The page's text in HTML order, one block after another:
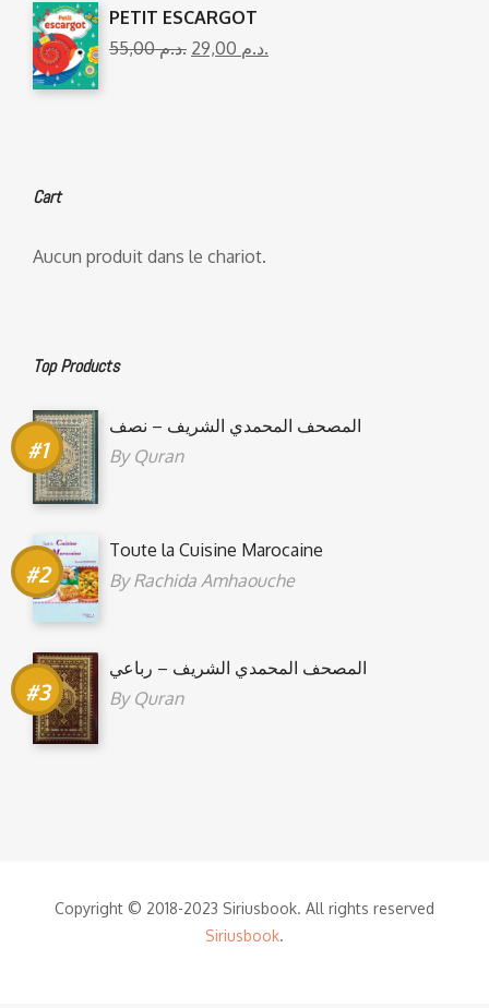
PETIT ESCARGOT
55,00
د.م. 29,00 د.م.
Cart
Aucun produit dans le chariot.
Top Products
المصحف المحمدي الشريف – نصف
By Quran
Toute la Cuisine Marocaine
ByRachida Amhaouche
المصحف المحمدي الشريف – رباعي
By Quran
Copyright © 2018-2023 Siriusbook. All rights reserved
Siriusbook.